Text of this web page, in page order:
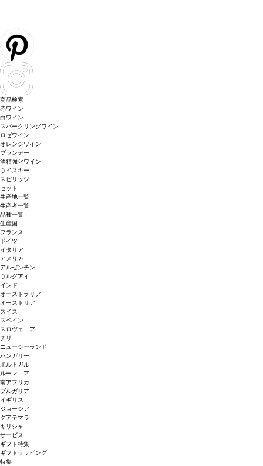
商品検索
赤ワイン
白ワイン
スパークリングワイン
ロゼワイン
オレンジワイン
ブランデー
酒精強化ワイン
ウイスキー
スピリッツ
セット
生産地一覧
生産者一覧
品種一覧
生産国
フランス
ドイツ
イタリア
アメリカ
アルゼンチン
ウルグアイ
インド
オーストラリア
オーストリア
スイス
スペイン
スロヴェニア
チリ
ニュージーランド
ハンガリー
ポルトガル
ルーマニア
南アフリカ
ブルガリア
イギリス
ジョージア
グアテマラ
ギリシャ
サービス
ギフト特集
ギフトラッピング
特集